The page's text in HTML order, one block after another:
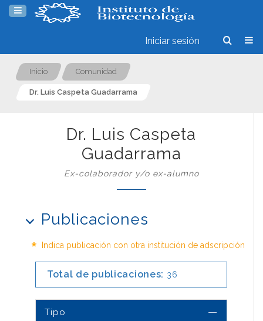
Iniciar sesión
Inicio Comunidad
Dr. Luis Caspeta Guadarrama
Dr. Luis Caspeta
Guadarrama
Ex-colaborador y/o ex-alumno
Publicaciones
* Indica publicación con otra institución de adscripción
Total de publicaciones: 36
Tipo